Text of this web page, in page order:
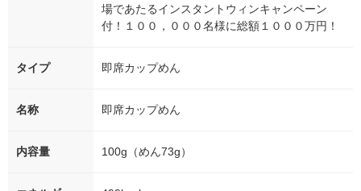
場であたるインスタントウィンキャンペーン
付！１００，０００名様に総額１０００万円！
タイプ 即席カップめん
名称 即席カップめん
内容量 100g（めん73g）